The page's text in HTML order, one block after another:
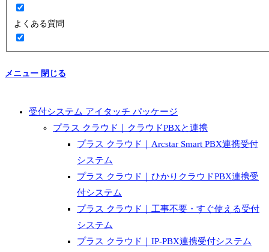
よくある質問
メニュー 閉じる
受付システム アイタッチ パッケージ
プラス クラウド｜クラウドPBXと連携
プラス クラウド｜Arcstar Smart PBX連携受付
システム
プラス クラウド｜ひかりクラウドPBX連携受
付システム
プラス クラウド｜工事不要・すぐ使える受付
システム
プラス クラウド｜IP-PBX連携受付システム